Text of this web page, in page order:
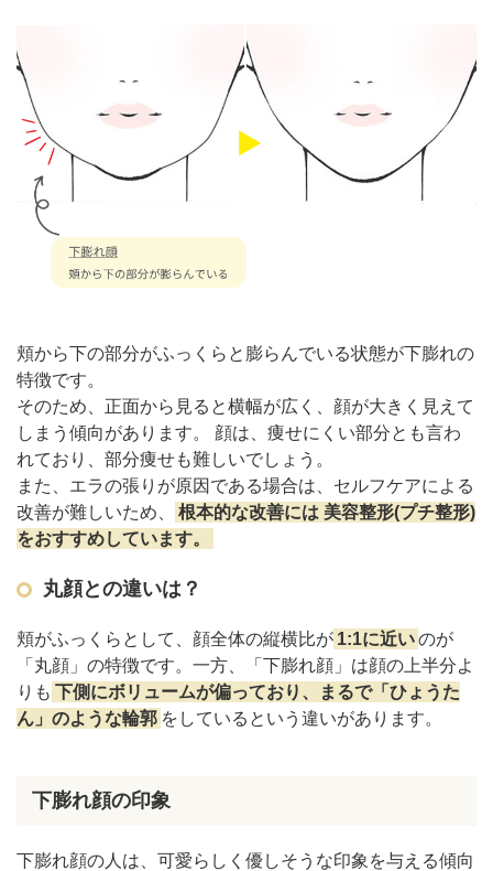
頬から下の部分がふっくらと膨らんでいる状態が下膨れの
特徴です。
そのため、正面から見ると横幅が広く、顔が大きく見えて
しまう傾向があります。 顔は、痩せにくい部分とも言わ
れており、部分痩せも難しいでしょう。
また、エラの張りが原因である場合は、セルフケアによる
改善が難しいため、
根本的な改善には 美容整形(プチ整形)
をおすすめしています。
丸顔との違いは？
頬がふっくらとして、顔全体の縦横比が 1:1に近いのが
「丸顔」の特徴です。一方、「下膨れ顔」は顔の上半分よ
りも 下側にボリュームが偏っており、まるで「ひょうた
ん」のような輪郭 をしているという違いがあります。
下膨れ顔の印象
下膨れ顔の人は、可愛らしく優しそうな印象を与える傾向